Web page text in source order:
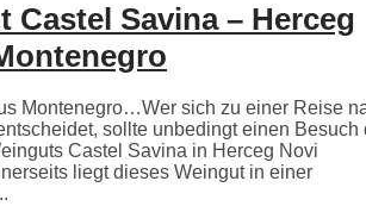
Castel Savina – Herceg
Montenegro…Wer sich zu einer Reise
sollte unbedingt einen Besuch
Castel Savina in Herceg Novi
liegt dieses Weingut in einer